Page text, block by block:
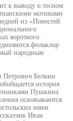
к выводу о тесном
мотивами
из «Повестей
короткого
фольклор
народным
Петрович Белкин
история
Пушкина
основываются
имен
Иван